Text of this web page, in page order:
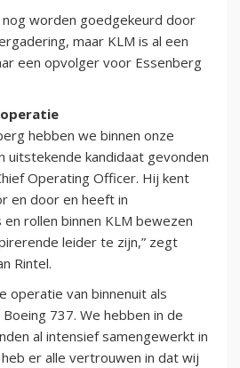
worden goedgekeurd door
maar KLM is al een
een opvolger voor Essenberg
hebben we binnen onze
uitstekende kandidaat gevonden
Operating Officer. Hij kent
en door en heeft in
rollen binnen KLM bewezen
leider te zijn,” zegt
Rintel.
operatie van binnenuit als
737. We hebben in de
al intensief samengewerkt in
er alle vertrouwen in dat wij